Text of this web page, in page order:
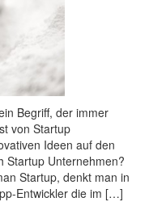
Begriff, der immer
von Startup
Ideen auf den
Startup Unternehmen?
Startup, denkt man in
Entwickler die im […]